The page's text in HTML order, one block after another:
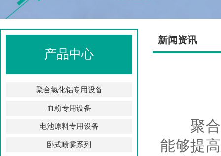
产品中心
聚合氯化铝专用设备
血粉专用设备
电池原料专用设备
卧式喷雾系列
新闻资讯
聚合氯
能够提